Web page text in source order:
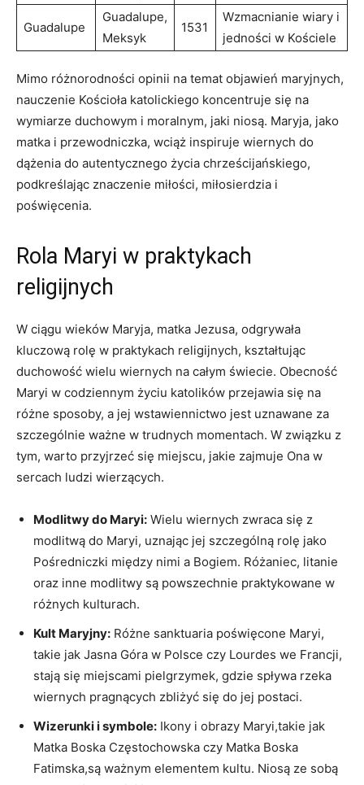
Guadalupe
Guadalupe,
Meksyk
1531
Wzmacnianie ⁢wiary i
‍jedności w Kościele
Mimo różnorodności opinii na temat objawień maryjnych,
nauczenie Kościoła katolickiego koncentruje się na
wymiarze duchowym i‍ moralnym, jaki niosą. Maryja, jako
matka i przewodniczka, wciąż inspiruje ⁤wiernych do
dążenia‍ do autentycznego życia chrześcijańskiego,‍
podkreślając ⁢znaczenie miłości, miłosierdzia⁢ i
poświęcenia.
Rola ⁢Maryi w praktykach
religijnych
W ‍ciągu ‍wieków Maryja,⁢ matka Jezusa, odgrywała​
kluczową rolę w praktykach ⁢religijnych, kształtując
duchowość wielu wiernych⁤ na całym świecie. Obecność
⁣Maryi w codziennym życiu katolików przejawia ‍się‍ na⁢
różne sposoby, ​a jej⁣ wstawiennictwo jest uznawane za
szczególnie⁢ ważne w trudnych momentach. W związku z​
tym, warto ⁢przyjrzeć się miejscu, jakie zajmuje Ona w
sercach ludzi wierzących.
Modlitwy do Maryi: Wielu wiernych zwraca się z
modlitwą⁢ do Maryi, uznając‌ jej⁢ szczególną⁤ rolę⁣ jako
Pośredniczki między⁣ nimi a Bogiem. Różaniec, litanie
⁢oraz ‌inne modlitwy‌ są powszechnie praktykowane w⁤
różnych ⁢kulturach.
Kult ‌Maryjny: ‌Różne sanktuaria⁤ poświęcone Maryi,
takie jak Jasna Góra w⁣ Polsce czy Lourdes​ we Francji,
‌stają‍ się⁢ miejscami ​pielgrzymek,​ gdzie spływa rzeka
‍wiernych pragnących zbliżyć się do jej postaci.
Wizerunki i symbole: Ikony i obrazy‍ Maryi,takie jak
⁢Matka Boska Częstochowska czy ⁤Matka‍ Boska
Fatimska,są ważnym ‌elementem kultu. Niosą ze ⁢sobą